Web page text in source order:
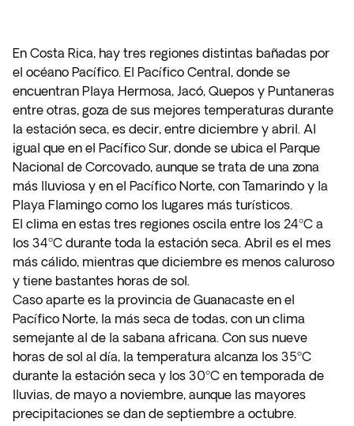
En Costa Rica, hay tres regiones distintas bañadas por
el océano Pacífico. El Pacífico Central, donde se
encuentran Playa Hermosa, Jacó, Quepos y Puntaneras
entre otras, goza de sus mejores temperaturas durante
la estación seca, es decir, entre diciembre y abril. Al
igual que en el Pacífico Sur, donde se ubica el Parque
Nacional de Corcovado, aunque se trata de una zona
más lluviosa y en el Pacífico Norte, con Tamarindo y la
Playa Flamingo como los lugares más turísticos.
El clima en estas tres regiones oscila entre los 24ºC a
los 34ºC durante toda la estación seca. Abril es el mes
más cálido, mientras que diciembre es menos caluroso
y tiene bastantes horas de sol.
Caso aparte es la provincia de Guanacaste en el
Pacífico Norte, la más seca de todas, con un clima
semejante al de la sabana africana. Con sus nueve
horas de sol al día, la temperatura alcanza los 35ºC
durante la estación seca y los 30ºC en temporada de
lluvias, de mayo a noviembre, aunque las mayores
precipitaciones se dan de septiembre a octubre.